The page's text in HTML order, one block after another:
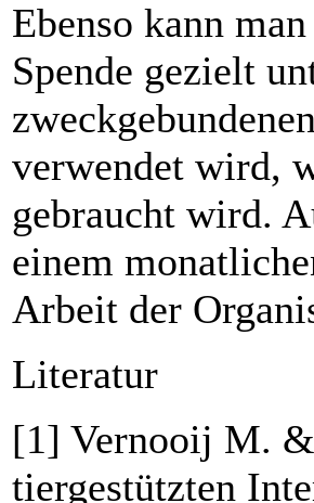
Ebenso kann
Spende gezielt
verwendet wird,
gebraucht wird.
einem
Arbeit der
Literatur
[1] Vernooij M. &
tiergestützten